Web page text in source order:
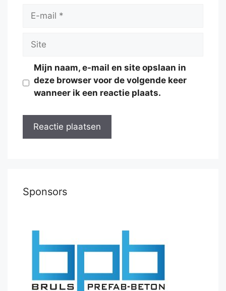
Site
Mijn naam, e-mail en site opslaan in
deze browser voor de volgende keer
wanneer ik een reactie plaats.
Sponsors